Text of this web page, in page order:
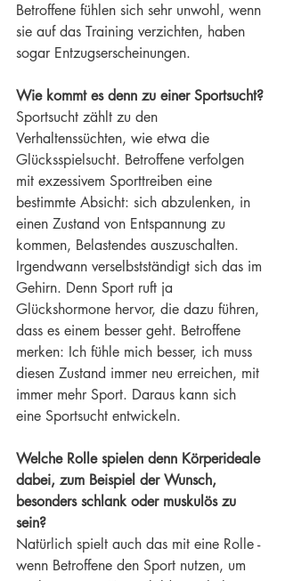
Betroffene fühlen sich sehr unwohl, wenn
sie auf das Training verzichten, haben
sogar Entzugserscheinungen.
Wie kommt es denn zu einer Sportsucht?
Sportsucht zählt zu den
Verhaltenssüchten, wie etwa die
Glücksspielsucht. Betroffene verfolgen
mit exzessivem Sporttreiben eine
bestimmte Absicht: sich abzulenken, in
einen Zustand von Entspannung zu
kommen, Belastendes auszuschalten.
Irgendwann verselbstständigt sich das im
Gehirn. Denn Sport ruft ja
Glückshormone hervor, die dazu führen,
dass es einem besser geht. Betroffene
merken: Ich fühle mich besser, ich muss
diesen Zustand immer neu erreichen, mit
immer mehr Sport. Daraus kann sich
eine Sportsucht entwickeln.
Welche Rolle spielen denn Körperideale
dabei, zum Beispiel der Wunsch,
besonders schlank oder muskulös zu
sein?
Natürlich spielt auch das mit eine Rolle -
wenn Betroffene den Sport nutzen, um